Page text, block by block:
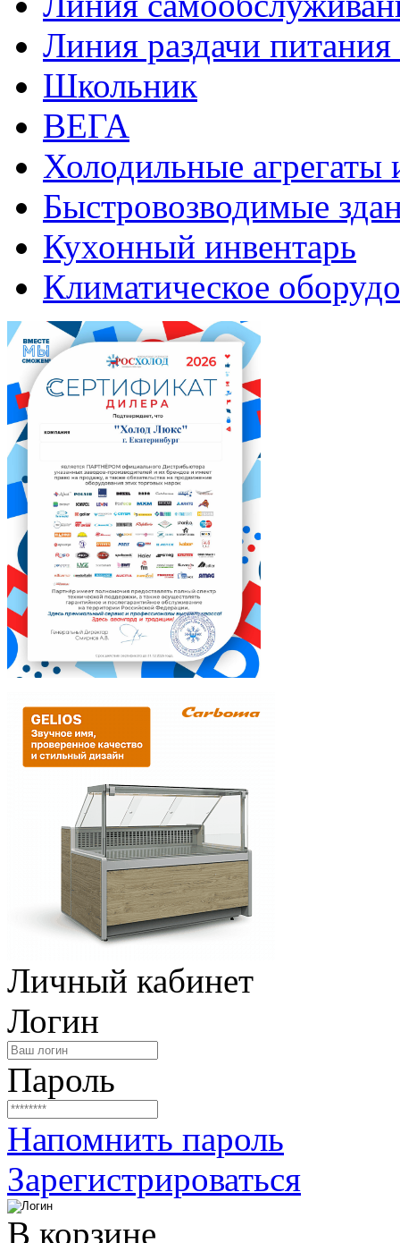
Линия раздачи
Школьник
ВЕГА
Холодильные агрегаты
Быстровозводимые
Кухонный инвентарь
Климатическое
Личный кабинет
Логин
Пароль
Напомнить пароль
Зарегистрироваться
В корзине